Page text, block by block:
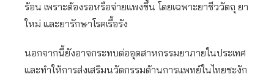
ร้อน เพราะต้องรอหรือจ่ายแพงขึ้น โดยเฉพาะยาชีววัตถุ ยา
ใหม่ และยารักษาโรคเรื้อรัง
นอกจากนี้ยังอาจกระทบต่ออุตสาหกรรมยาภายในประเทศ
และทำให้การส่งเสริมนวัตกรรมด้านการแพทย์ในไทยชะงัก